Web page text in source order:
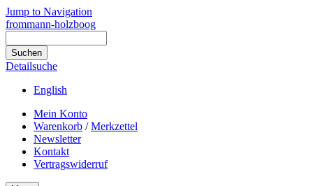
Jump to Navigation
frommann-holzboog
Detailsuche
English
Mein Konto
Warenkorb /Merkzettel
Newsletter
Kontakt
Vertragswiderruf